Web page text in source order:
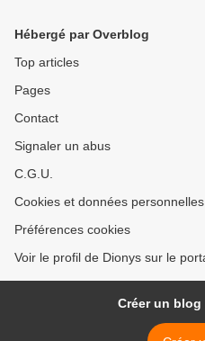
Hébergé par Overblog
Top articles
Pages
Contact
Signaler un abus
C.G.U.
Cookies et données personnelles
Préférences cookies
Voir le profil de Dionys sur le
Créer un